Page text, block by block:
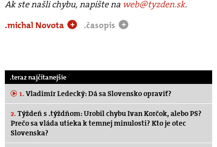
Ak ste našli chybu, napíšte na web@tyzden.sk.
.michal Novota
+ .časopis +
.teraz najčítanejšie
1. Vladimír Ledecký: Dá sa Slovensko opraviť?
2. Týždeň s .týždňom: Urobil chybu Ivan Korčok, alebo PS?
Prečo sa vláda utieka k temnej minulosti? Kto je otec
Slovenska?